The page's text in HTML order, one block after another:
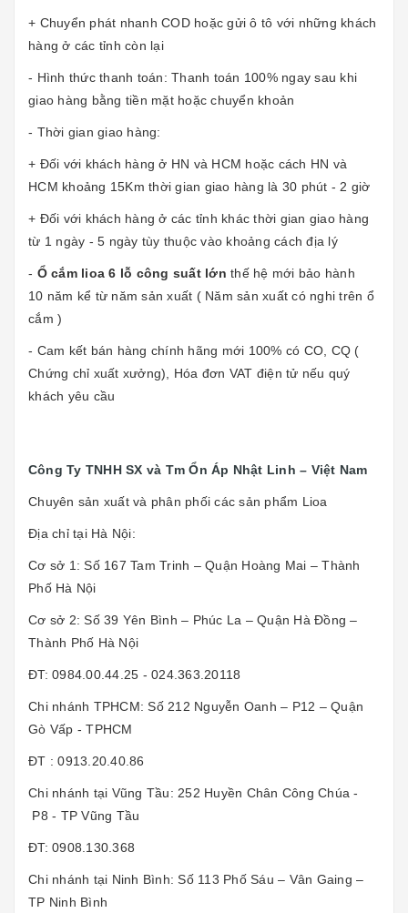
+ Chuyển phát nhanh COD hoặc gửi ô tô với những khách
hàng ở các tỉnh còn lại
- Hình thức thanh toán: Thanh toán 100% ngay sau khi
giao hàng bằng tiền mặt hoặc chuyển khoản
- Thời gian giao hàng:
+ Đối với khách hàng ở HN và HCM hoặc cách HN và
HCM khoảng 15Km thời gian giao hàng là 30 phút - 2 giờ
+ Đối với khách hàng ở các tỉnh khác thời gian giao hàng
từ 1 ngày - 5 ngày tùy thuộc vào khoảng cách địa lý
- Ổ cắm lioa 6 lỗ công suất lớn thế hệ mới bảo hành
10 năm kể từ năm sản xuất ( Năm sản xuất có nghi trên ổ
cắm )
- Cam kết bán hàng chính hãng mới 100% có CO, CQ (
Chứng chỉ xuất xưởng), Hóa đơn VAT điện tử nếu quý
khách yêu cầu
Công Ty TNHH SX và Tm Ổn Áp Nhật Linh – Việt Nam
Chuyên sản xuất và phân phối các sản phẩm Lioa
Địa chỉ tại Hà Nội:
Cơ sở 1: Số 167 Tam Trinh – Quận Hoàng Mai – Thành
Phố Hà Nội
Cơ sở 2: Số 39 Yên Bình – Phúc La – Quận Hà Đồng –
Thành Phố Hà Nội
ĐT: 0984.00.44.25 - 024.363.20118
Chi nhánh TPHCM: Số 212 Nguyễn Oanh – P12 – Quận
Gò Vấp - TPHCM
ĐT : 0913.20.40.86
Chi nhánh tại Vũng Tầu: 252 Huyền Chân Công Chúa -
P8 - TP Vũng Tầu
ĐT: 0908.130.368
Chi nhánh tại Ninh Bình: Số 113 Phố Sáu – Vân Gaing –
TP Ninh Bình